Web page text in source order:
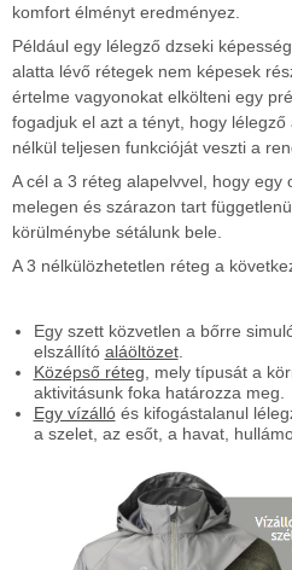
komfort élményt eredményez.
Például egy lélegző dzseki
alatta lévő rétegek nem képesek
értelme vagyonokat elkölteni egy
fogadjuk el azt a tényt, hogy
nélkül teljesen funkcióját veszti a
A cél a 3 réteg alapelvvel, hogy egy
melegen és szárazon tart
körülménybe sétálunk bele.
A 3 nélkülözhetetlen réteg a
Egy szett közvetlen a bőrre
elszállító aláöltözet.
Középső réteg , mely típusát a
aktivitásunk foka határozza meg.
Egy vízállóés kifogástalanul
a szelet, az esőt, a havat,